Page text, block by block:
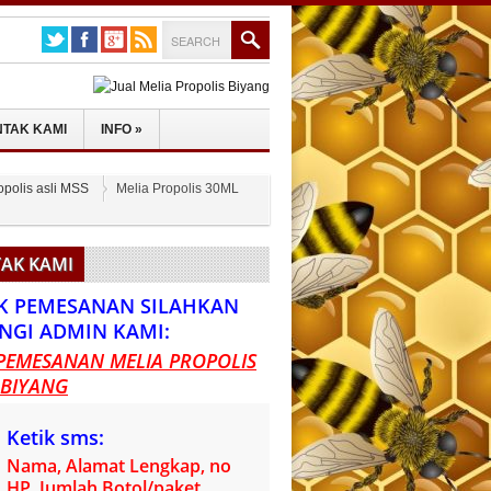
KAMI INFO »
asli MSS Melia Propolis 30ML
KAMI
PEMESANAN SILAHKAN
ADMIN KAMI:
MELIA PROPOLIS
Ketik sms:
Nama, Alamat Lengkap, no